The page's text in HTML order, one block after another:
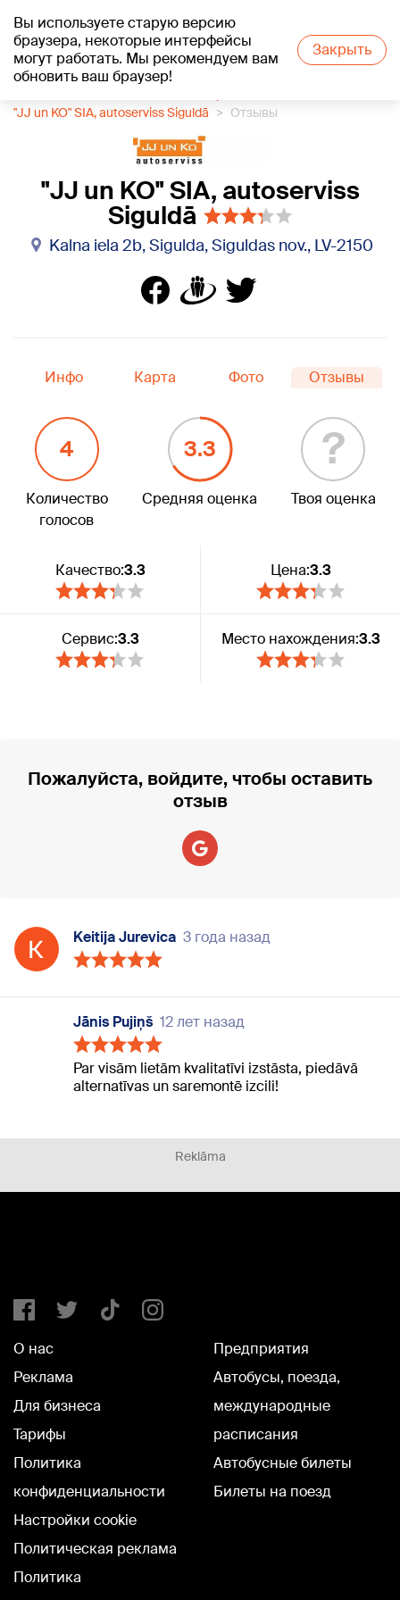
Вы используете старую версию
браузера, некоторые интерфейсы
могут работать. Мы рекомендуем вам
обновить ваш браузер!
Закрыть
+19°C
"JJ un KO" SIA, autoserviss Siguldā
Отзывы
"JJ un KO" SIA, autoserviss
Siguldā
Kalna iela 2b, Sigulda, Siguldas nov., LV-2150
Инфо Карта Фото Отзывы
4
Количество
голосов
3.3
Средняя оценка
?
Твоя оценка
Качество:3.3 Цена:3.3
Сервис:3.3 Место нахождения:3.3
Пожалуйста, войдите, чтобы оставить
отзыв
Keitija Jurevica 3 года назад
Jānis Pujiņš 12 лет назад
Par visām lietām kvalitatīvi izstāsta, piedāvā
alternatīvas un saremontē izcili!
Reklāma
О нас
Реклама
Для бизнеса
Тарифы
Политика
конфиденциальности
Настройки cookie
Политическая реклама
Политика
Предприятия
Автобусы, поезда,
международные
расписания
Автобусные билеты
Билеты на поезд